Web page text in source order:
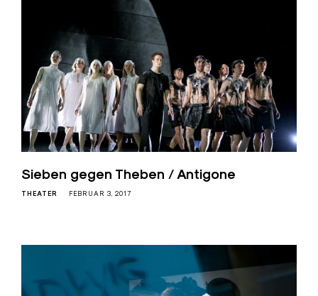
Sieben gegen Theben / Antigone
THEATER FEBRUAR 3, 2017